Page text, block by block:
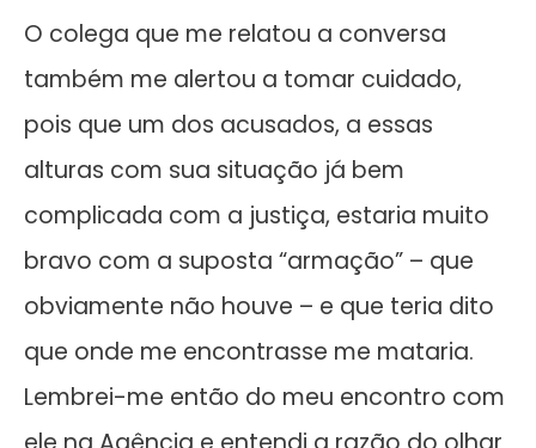
O colega que me relatou a conversa
também me alertou a tomar cuidado,
pois que um dos acusados, a essas
alturas com sua situação já bem
complicada com a justiça, estaria muito
bravo com a suposta “armação” – que
obviamente não houve – e que teria dito
que onde me encontrasse me mataria.
Lembrei-me então do meu encontro com